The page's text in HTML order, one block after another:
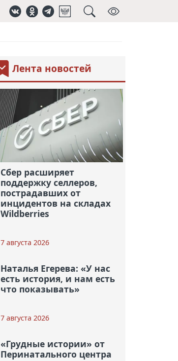
Лента новостей
Сбер расширяет
поддержку селлеров,
пострадавших от
инцидентов на складах
Wildberries
7 августа 2026
Наталья Егерева: «У нас
есть история, и нам есть
что показывать»
7 августа 2026
«Грудные истории» от
Перинатального центра